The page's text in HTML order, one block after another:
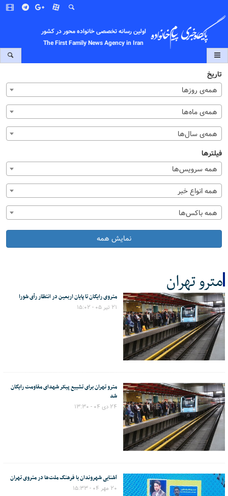
اولین رسانه تخصصی خانواده محور در کشور
The First Family News Agency in Iran
تاریخ
همه‌ی روزها
همه‌ی ماه‌ها
همه‌ی سال‌ها
فیلترها
همه سرویس‌ها
همه انواع خبر
همه باکس‌ها
نمایش همه
مترو تهران
کل اخبار:6 متروی رایگان تا پایان اربعین در انتظار رأی شورا
۲۱ تیر ۰۵ - ۱۵:۰۲
مترو تهران برای تشییع پیکر شهدای مقاومت رایگان
شد
۲۴ دی ۰۴ - ۱۳:۳۰
آشنایی شهروندان با فرهنگ ملت‌ها در متروی تهران
۲۰ مهر ۰۴ - ۱۵:۳۳